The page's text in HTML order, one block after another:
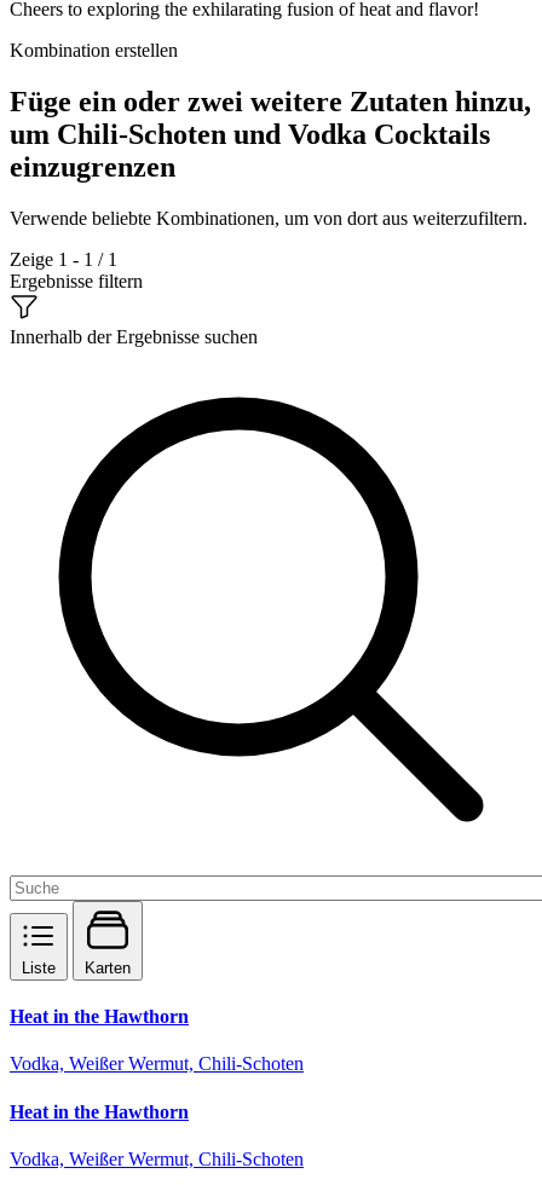
Cheers to exploring the exhilarating fusion of heat and flavor!
Kombination erstellen
Füge ein oder zwei weitere Zutaten hinzu,
um Chili-Schoten und Vodka Cocktails
einzugrenzen
Verwende beliebte Kombinationen, um von dort aus weiterzufiltern.
Zeige 1 - 1 / 1
Ergebnisse filtern
Innerhalb der Ergebnisse suchen
Liste Karten
Heat in the Hawthorn
Vodka, Weißer Wermut, Chili-Schoten
Heat in the Hawthorn
Vodka, Weißer Wermut, Chili-Schoten